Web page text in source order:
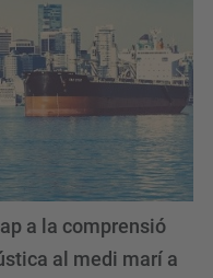
a la comprensió
al medi marí a